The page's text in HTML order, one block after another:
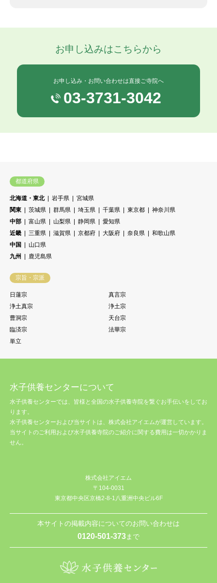
お申し込みはこちらから
お申し込み・お問い合わせは直接ご寺院へ
03-3731-3042
都道府県
北海道・東北 岩手県
宮城県
関東
茨城県 群馬県 埼玉県 千葉県 東京都
神奈川県
中部
富山県 山梨県 静岡県
愛知県
近畿
三重県 滋賀県 京都府 大阪府 奈良県
和歌山県
中国
山口県
九州
鹿児島県
宗旨・宗派
日蓮宗
真言宗
浄土真宗
浄土宗
曹洞宗
天台宗
臨済宗
法華宗
単立
水子供養センターについて
水子供養センターでは、皆様と全国の水子供養寺院を繋ぐお手伝いをしてお
ります。
水子供養センターおよび当サイトは、株式会社アイエムが運営しています。
当サイトのご利用および水子供養寺院のご紹介に関する費用は一切かかりま
せん。
株式会社アイエム
〒104-0031
東京都中央区京橋2-8-1八重洲中央ビル6F
本サイトの掲載内容についてのお問い合わせは
0120-501-373まで